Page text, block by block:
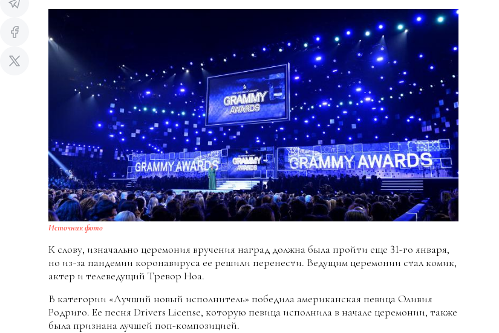
Источник фото
К слову, изначально церемония вручения наград должна была пройти еще 31-го января,
но из-за пандемии коронавируса ее решили перенести. Ведущим церемонии стал комик,
актер и телеведущий Тревор Ноа.
В категории «Лучший новый исполнитель» победила американская певица Оливия
Родриго. Ее песня Drivers License, которую певица исполнила в начале церемонии, также
была признана лучшей поп-композицией.